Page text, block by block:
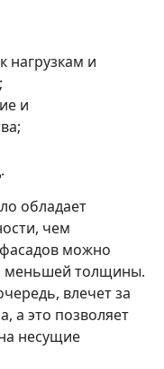
нагрузкам и
и
обладает
чем
можно
меньшей толщины.
влечет за
а это позволяет
несущие